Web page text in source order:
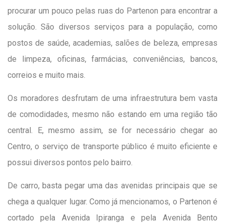
procurar um pouco pelas ruas do Partenon para encontrar a
solução. São diversos serviços para a população, como
postos de saúde, academias, salões de beleza, empresas
de limpeza, oficinas, farmácias, conveniências, bancos,
correios e muito mais.
Os moradores desfrutam de uma infraestrutura bem vasta
de comodidades, mesmo não estando em uma região tão
central. E, mesmo assim, se for necessário chegar ao
Centro, o serviço de transporte público é muito eficiente e
possui diversos pontos pelo bairro.
De carro, basta pegar uma das avenidas principais que se
chega a qualquer lugar. Como já mencionamos, o Partenon é
cortado pela Avenida Ipiranga e pela Avenida Bento